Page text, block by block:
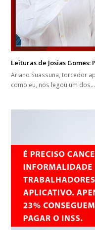
Leituras de Josias
Ariano Suassuna, torcedor
como eu, nos legou um dos…